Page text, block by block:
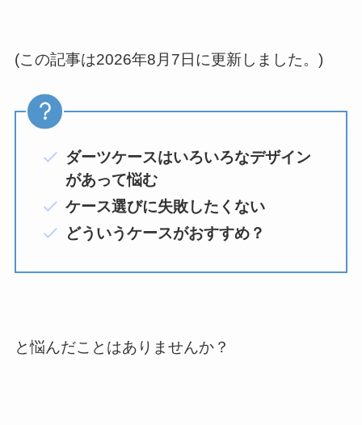
(この記事は2026年8月7日に更新しました。)
ダーツケースはいろいろなデザイン
があって悩む
ケース選びに失敗したくない
どういうケースがおすすめ？
と悩んだことはありませんか？